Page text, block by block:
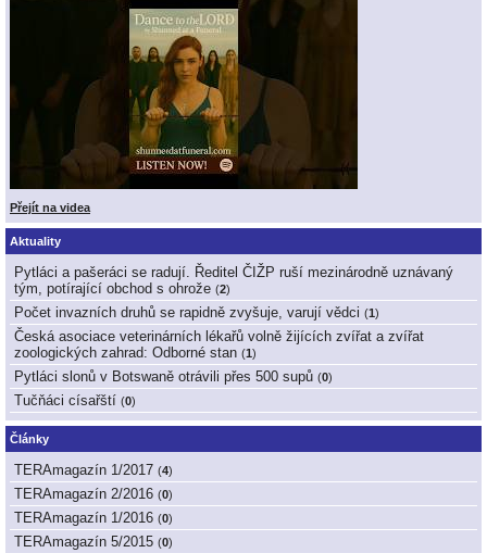
Přejít na videa
Aktuality
Pytláci a pašeráci se radují. Ředitel ČIŽP ruší mezinárodně uznávaný
tým, potírající obchod s ohrože (2)
Počet invazních druhů se rapidně zvyšuje, varují vědci (1)
Česká asociace veterinárních lékařů volně žijících zvířat a zvířat
zoologických zahrad: Odborné stan (1)
Pytláci slonů v Botswaně otrávili přes 500 supů (0)
Tučňáci císařští (0)
Články
TERAmagazín 1/2017 (4)
TERAmagazín 2/2016 (0)
TERAmagazín 1/2016 (0)
TERAmagazín 5/2015 (0)